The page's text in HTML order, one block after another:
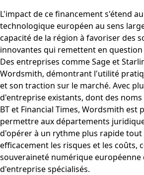
L'impact de ce financement s'étend
technologique européen au sens
capacité de la région à favoriser des
innovantes qui remettent en
Des entreprises comme Sage et
Wordsmith, démontrant l'utilité
et son traction sur le marché. Avec
d'entreprise existants, dont des
BT et Financial Times, Wordsmith est
permettre aux départements
d'opérer à un rythme plus rapide
efficacement les risques et les coûts,
souveraineté numérique européenne
d'entreprise spécialisés.